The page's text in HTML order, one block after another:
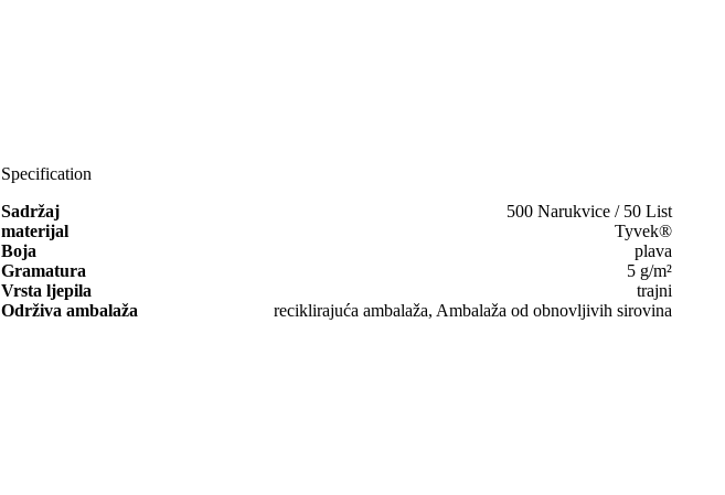
Specification
Sadržaj
500 Narukvice / 50 List
materijal
Tyvek®
Boja
plava
Gramatura
5 g/m²
Vrsta ljepila
trajni
Održiva ambalaža
reciklirajuća ambalaža, Ambalaža od obnovljivih sirovina